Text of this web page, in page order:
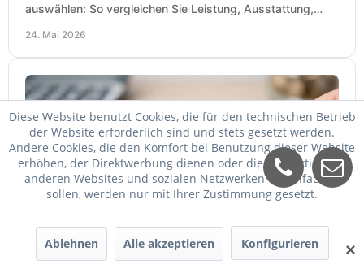
auswählen: So vergleichen Sie Leistung, Ausstattung,
24. Mai 2026
Zipper billiger kaufen - worauf es ankommt
Zipper billiger kaufen und trotzdem passend wählen: So
✕
Diese Website benutzt Cookies, die für den technischen Betrieb
der Website erforderlich sind und stets gesetzt werden.
Andere Cookies, die den Komfort bei Benutzung dieser Website
erhöhen, der Direktwerbung dienen oder die Interaktion mit
anderen Websites und sozialen Netzwerken vereinfachen
sollen, werden nur mit Ihrer Zustimmung gesetzt.
Ablehnen Alle akzeptieren Konfigurieren